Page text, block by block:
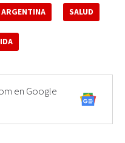
ARGENTINA SALUD
en Google